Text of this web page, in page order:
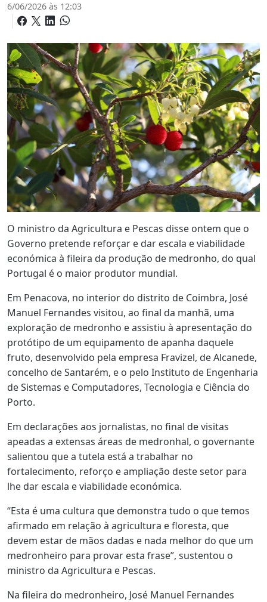
6/06/2026 às 12:03
O ministro da Agricultura e Pescas disse ontem que o
Governo pretende reforçar e dar escala e viabilidade
económica à fileira da produção de medronho, do qual
Portugal é o maior produtor mundial.
Em Penacova, no interior do distrito de Coimbra, José
Manuel Fernandes visitou, ao final da manhã, uma
exploração de medronho e assistiu à apresentação do
protótipo de um equipamento de apanha daquele
fruto, desenvolvido pela empresa Fravizel, de Alcanede,
concelho de Santarém, e o pelo Instituto de Engenharia
de Sistemas e Computadores, Tecnologia e Ciência do
Porto.
Em declarações aos jornalistas, no final de visitas
apeadas a extensas áreas de medronhal, o governante
salientou que a tutela está a trabalhar no
fortalecimento, reforço e ampliação deste setor para
lhe dar escala e viabilidade económica.
“Esta é uma cultura que demonstra tudo o que temos
afirmado em relação à agricultura e floresta, que
devem estar de mãos dadas e nada melhor do que um
medronheiro para provar esta frase”, sustentou o
ministro da Agricultura e Pescas.
Na fileira do medronheiro, José Manuel Fernandes